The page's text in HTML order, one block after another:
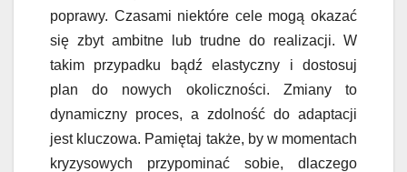
poprawy. Czasami niektóre cele mogą okazać
się zbyt ambitne lub trudne do realizacji. W
takim przypadku bądź elastyczny i dostosuj
plan do nowych okoliczności. Zmiany to
dynamiczny proces, a zdolność do adaptacji
jest kluczowa. Pamiętaj także, by w momentach
kryzysowych przypominać sobie, dlaczego